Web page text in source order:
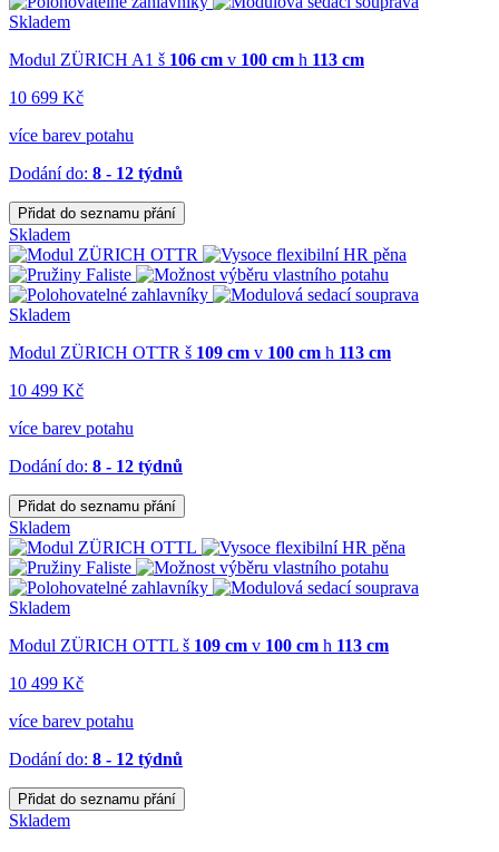
Skladem
Modul ZÜRICH A1 š 106 cm v 100 cm h 113 cm
10 699 Kč
více barev potahu
Dodání do: 8 - 12 týdnů
Přidat do seznamu přání
Skladem
Skladem
Modul ZÜRICH OTTR š 109 cm v 100 cm h 113 cm
10 499 Kč
více barev potahu
Dodání do: 8 - 12 týdnů
Přidat do seznamu přání
Skladem
Skladem
Modul ZÜRICH OTTL š 109 cm v 100 cm h 113 cm
10 499 Kč
více barev potahu
Dodání do: 8 - 12 týdnů
Přidat do seznamu přání
Skladem